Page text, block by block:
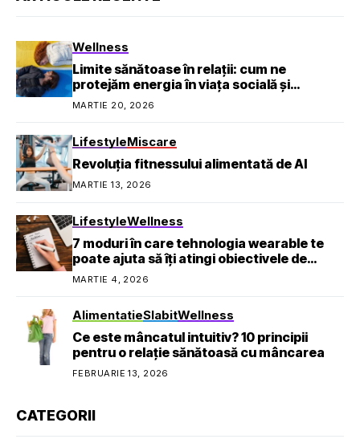
Wellness
Limite sănătoase în relații: cum ne
protejăm energia în viața socială și
profesională
MARTIE 20, 2026
LifestyleMiscare
Revoluția fitnessului alimentată de AI
MARTIE 13, 2026
LifestyleWellness
7 moduri în care tehnologia wearable te
poate ajuta să îți atingi obiectivele de
sănătate
MARTIE 4, 2026
AlimentatieSlabitWellness
Ce este mâncatul intuitiv? 10 principii
pentru o relație sănătoasă cu mâncarea
FEBRUARIE 13, 2026
CATEGORII